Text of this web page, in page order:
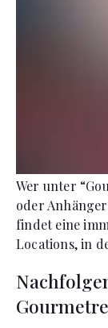
Wer unter
oder
findet eine
Locations, in